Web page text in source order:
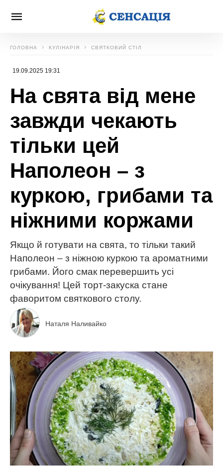
ГОЛОВНА КУЛІНАРІЯ СВЯТКОВИЙ СТІЛ
19.09.2025 19:31
На свята від мене
завжди чекають
тільки цей
Наполеон – з
куркою, грибами та
ніжними коржами
Якщо й готувати на свята, то тільки такий
Наполеон – з ніжною куркою та ароматними
грибами. Його смак перевершить усі
очікування! Цей торт-закуска стане
фаворитом святкового столу.
Наталя Наливайко